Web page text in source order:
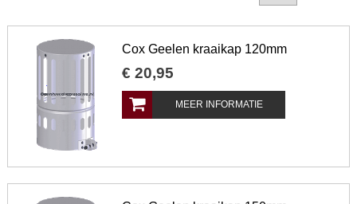
Cox Geelen kraaikap 120mm
€ 20,95
MEER INFORMATIE